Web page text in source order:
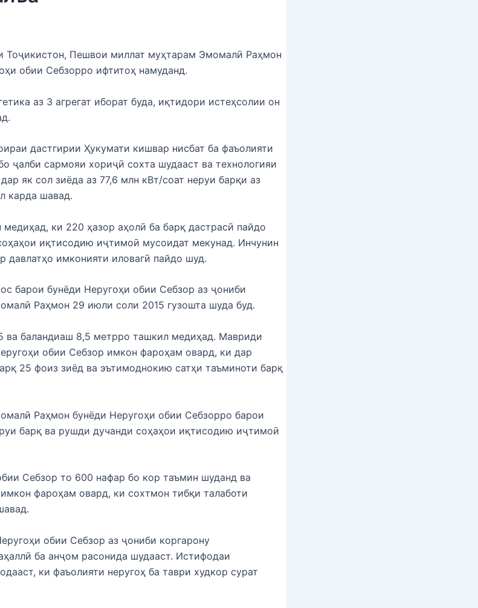
Тоҷикистон, Пешвои миллат муҳтарам Эмомалӣ Раҳмон
обии Себзорро ифтитоҳ намуданд.
аз 3 агрегат иборат буда, иқтидори истеҳсолии он
дастгирии Ҳукумати кишвар нисбат ба фаъолияти
ҷалби сармояи хориҷӣ сохта шудааст ва технологияи
як сол зиёда аз 77,6 млн кВт/соат неруи барқи аз
карда шавад.
ки 220 ҳазор аҳолӣ ба барқ дастрасӣ пайдо
иқтисодию иҷтимоӣ мусоидат мекунад. Инчунин
давлатҳо имконияти иловагӣ пайдо шуд.
барои бунёди Неругоҳи обии Себзор аз ҷониби
Раҳмон 29 июли соли 2015 гузошта шуда буд.
ва баландиаш 8,5 метрро ташкил медиҳад. Мавриди
обии Себзор имкон фароҳам овард, ки дар
25 фоиз зиёд ва эътимоднокию сатҳи таъминоти барқ
Раҳмон бунёди Неругоҳи обии Себзорро барои
барқ ва рушди дучанди соҳаҳои иқтисодию иҷтимоӣ
Себзор то 600 нафар бо кор таъмин шуданд ва
фароҳам овард, ки сохтмон тибқи талаботи
обии Себзор аз ҷониби коргарону
ба анҷом расонида шудааст. Истифодаи
ки фаъолияти неругоҳ ба таври худкор сурат